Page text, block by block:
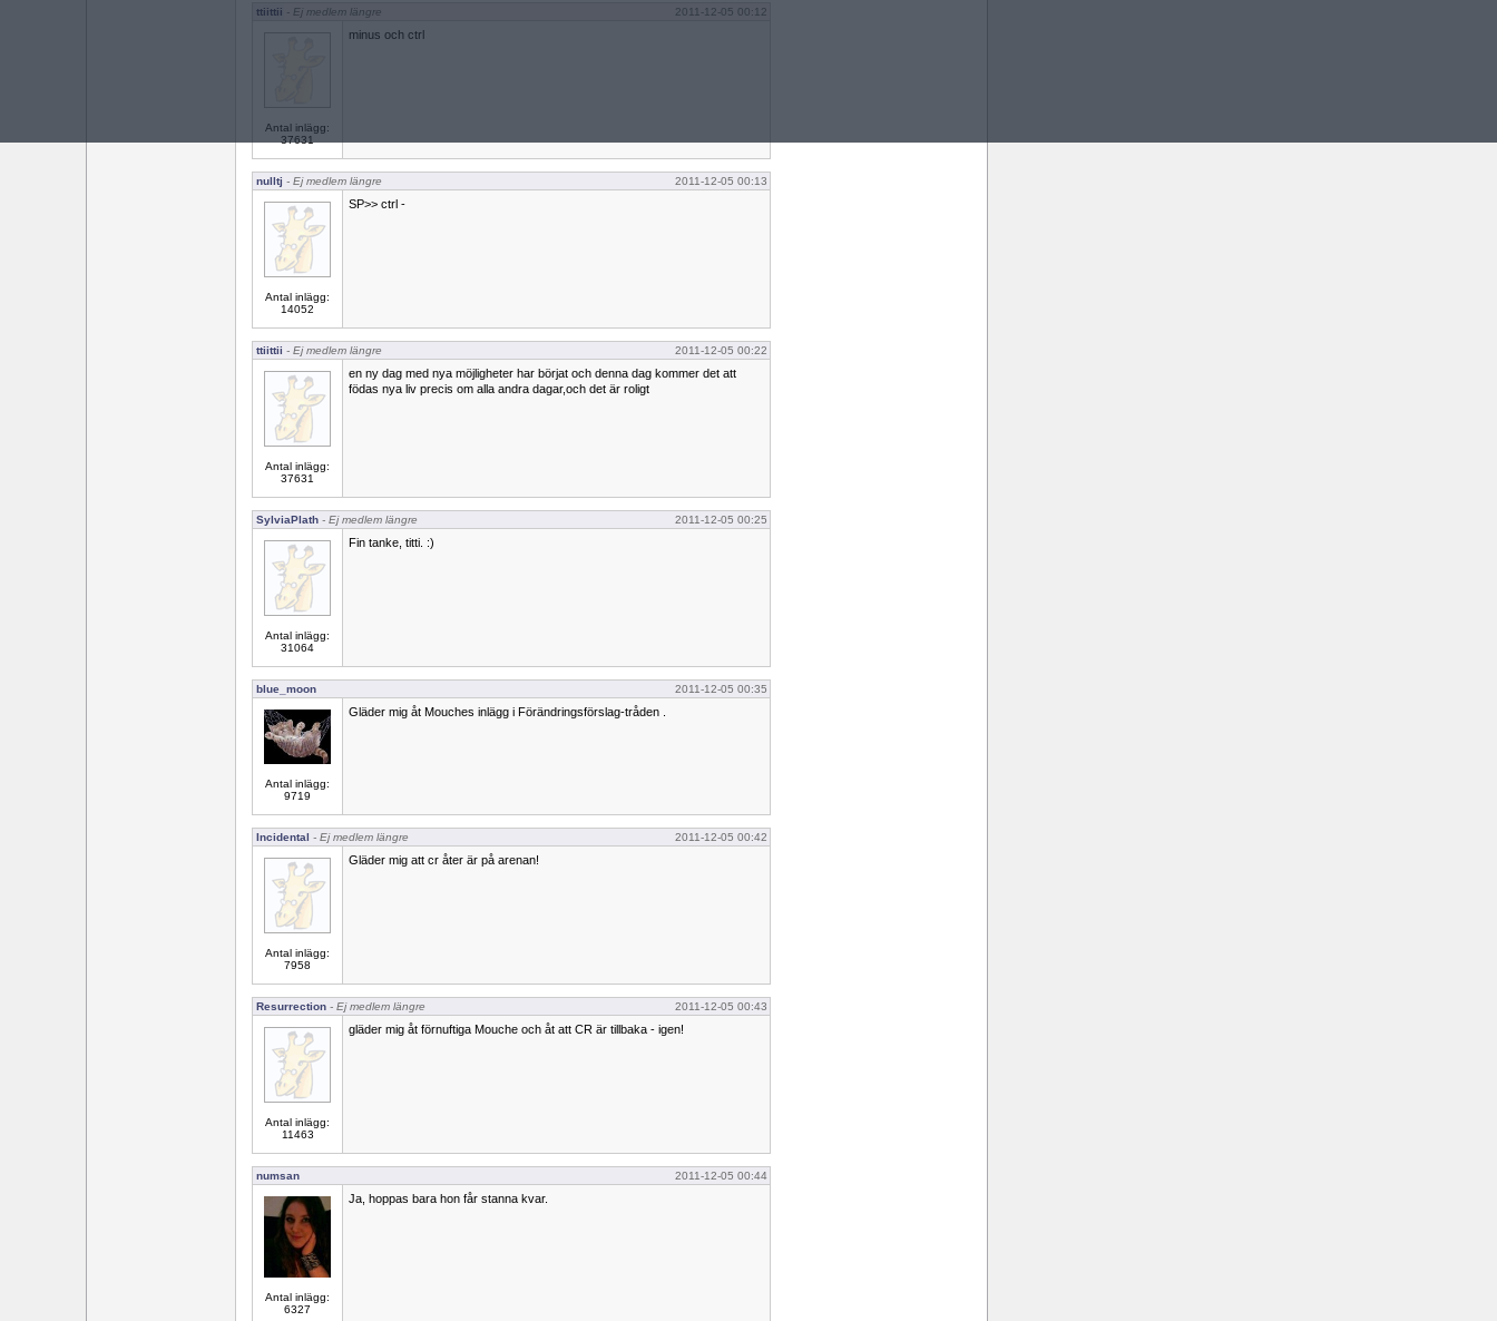
ttiittii - Ej medlem längre 2011-12-05 00:12
Antal inlägg:
37631
minus och ctrl
nulltj - Ej medlem längre 2011-12-05 00:13
Antal inlägg:
14052
SP>> ctrl -
ttiittii - Ej medlem längre 2011-12-05 00:22
Antal inlägg:
37631
en ny dag med nya möjligheter har börjat och denna dag kommer det att
födas nya liv precis om alla andra dagar,och det är roligt
SylviaPlath - Ej medlem längre 2011-12-05 00:25
Antal inlägg:
31064
Fin tanke, titti. :)
blue_moon 2011-12-05 00:35
Antal inlägg:
9719
Gläder mig åt Mouches inlägg i Förändringsförslag-tråden .
Incidental - Ej medlem längre 2011-12-05 00:42
Antal inlägg:
7958
Gläder mig att cr åter är på arenan!
Resurrection - Ej medlem längre 2011-12-05 00:43
Antal inlägg:
11463
gläder mig åt förnuftiga Mouche och åt att CR är tillbaka - igen!
numsan 2011-12-05 00:44
Antal inlägg:
6327
Ja, hoppas bara hon får stanna kvar.